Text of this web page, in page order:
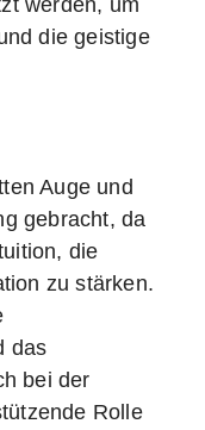
die geistige
Auge und
gebracht, da
die
zu stärken.
das
bei der
Rolle